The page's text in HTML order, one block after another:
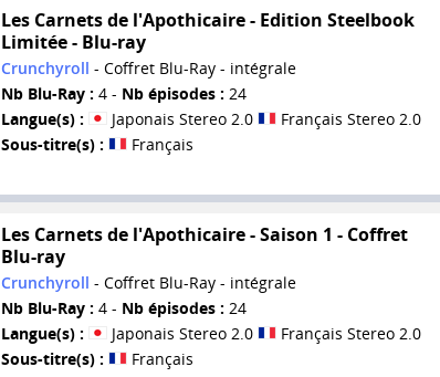
Les Carnets de l'Apothicaire - Edition Steelbook
Limitée - Blu-ray
Crunchyroll - Coffret Blu-Ray - intégrale
Nb Blu-Ray : 4 - Nb épisodes : 24
Langue(s) :
Japonais Stereo 2.0
Français Stereo 2.0
Sous-titre(s) :
Français
Les Carnets de l'Apothicaire - Saison 1 - Coffret
Blu-ray
Crunchyroll - Coffret Blu-Ray - intégrale
Nb Blu-Ray : 4 - Nb épisodes : 24
Langue(s) :
Japonais Stereo 2.0
Français Stereo 2.0
Sous-titre(s) :
Français